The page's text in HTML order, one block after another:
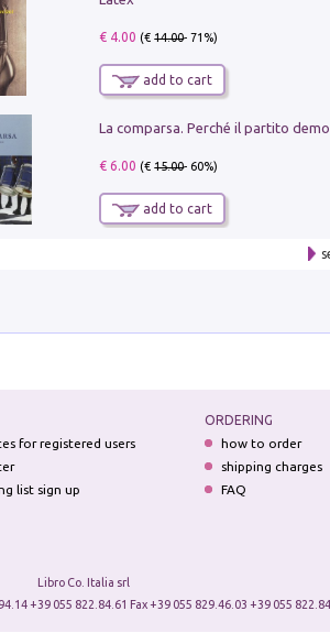
€ 4.00 (€14.00- 71%)
add to cart
€ 6.00 (€15.00- 60%)
add to cart
for registered users
list sign up
ORDERING
how to order
shipping charges
FAQ
Libro Co. Italia srl
+39 055 822.84.61 Fax +39 055 829.46.03 +39 055